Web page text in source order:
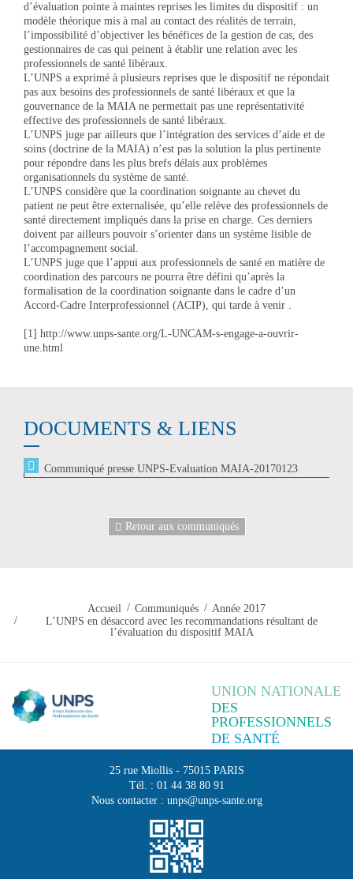
d’évaluation pointe à maintes reprises les limites du dispositif : un
modèle théorique mis à mal au contact des réalités de terrain,
l’impossibilité d’objectiver les bénéfices de la gestion de cas, des
gestionnaires de cas qui peinent à établir une relation avec les
professionnels de santé libéraux.
L’UNPS a exprimé à plusieurs reprises que le dispositif ne répondait
pas aux besoins des professionnels de santé libéraux et que la
gouvernance de la MAIA ne permettait pas une représentativité
effective des professionnels de santé libéraux.
L’UNPS juge par ailleurs que l’intégration des services d’aide et de
soins (doctrine de la MAIA) n’est pas la solution la plus pertinente
pour répondre dans les plus brefs délais aux problèmes
organisationnels du système de santé.
L’UNPS considère que la coordination soignante au chevet du
patient ne peut être externalisée, qu’elle relève des professionnels de
santé directement impliqués dans la prise en charge. Ces derniers
doivent par ailleurs pouvoir s’orienter dans un système lisible de
l’accompagnement social.
L’UNPS juge que l’appui aux professionnels de santé en matière de
coordination des parcours ne pourra être défini qu’après la
formalisation de la coordination soignante dans le cadre d’un
Accord-Cadre Interprofessionnel (ACIP), qui tarde à venir .
[1] http://www.unps-sante.org/L-UNCAM-s-engage-a-ouvrir-
une.html
DOCUMENTS & LIENS
Communiqué presse UNPS-Evaluation MAIA-20170123
Retour aux communiqués
Accueil Communiqués
Année 2017
L’UNPS en désaccord avec les recommandations résultant de
l’évaluation du dispositif MAIA
UNION NATIONALE
DES
PROFESSIONNELS
DE SANTÉ
25 rue Miollis- 75015 PARIS
Tél. : 01 44 38 80 91
Nous contacter : unps@unps-sante.org